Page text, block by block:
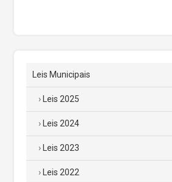
Leis Municipais
Leis 2025
Leis 2024
Leis 2023
Leis 2022